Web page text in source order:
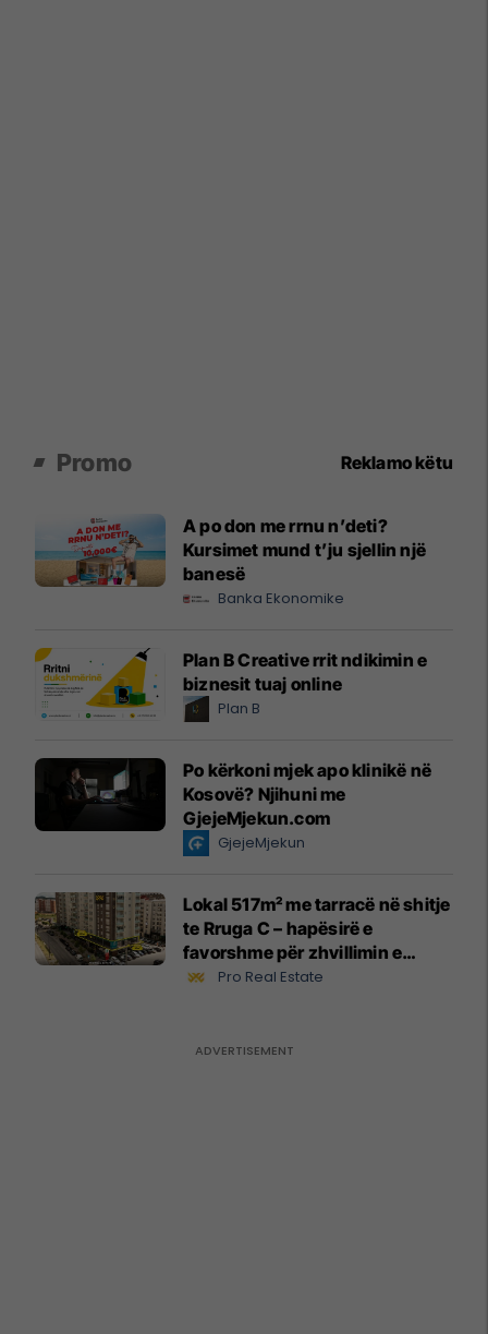
Promo Reklamo këtu
A po don me rrnu n’deti?
Kursimet mund t’ju sjellin një
banesë
Banka Ekonomike
Plan B Creative rrit ndikimin e
biznesit tuaj online
Plan B
Po kërkoni mjek apo klinikë në
Kosovë? Njihuni me
GjejeMjekun.com
GjejeMjekun
Lokal 517m² me tarracë në shitje
te Rruga C – hapësirë e
favorshme për zhvillimin e
biznesit #15796
Pro Real Estate